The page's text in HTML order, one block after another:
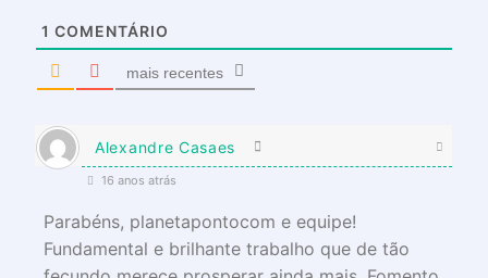
1 COMENTÁRIO
mais recentes
Alexandre Casaes
16 anos atrás
Parabéns, planetapontocom e equipe!
Fundamental e brilhante trabalho que de tão